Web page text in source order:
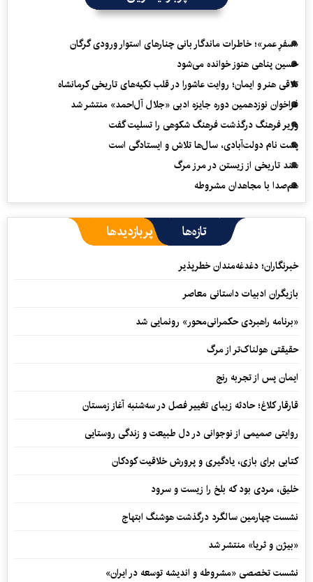
«سفرِ عمر»؛ خاطرات ماندگار بانی چنارهای استوار ورودی گرگان
حسین پناهی هنوز خوانده می‌شود
تلاقی هنر و ایمان؛ روایت عاشورا در قلب تکیه‌های تاریخی کرمانشاه
فراخوان نوزدهمین دوره جایزه ادبی «جلال آل‌احمد» منتشر شد
وزیر فرهنگ درگذشت فرهنگ شکوهی را تسلیت گفت
پشت نام دولت‌آبادی، سال‌ها تلاش و ایستادگی است
سند تاریخی از زیستن در مرز مرگ
هم‌صدا با مجاهدان مشروطه
تازه‌ها پربازدیدها
خبرنگاران؛ دغدغه‌مندان خطرپذیر
بازیگران ادبیات داستانی معاصر
«برنامه راهبردی حکمرانی‌محور» رونمایی شد
حقیقتی هولناک‌تر از مرگ
ایمان پس از تجربه رنج
قارقار کلاغ؛ حادثه زیبای تغییر فصل در سه‌شنبه آغاز زمستان
روایتی صمیمی از نوجوانی در دل طبیعت و زندگی روستایی
کتابی برای بازی، یادگیری و پرورش خلاقیت کودکان
خلیق، مردی بود که بلخ را زیست و سرود
نشست چهارمین سالگرد درگذشت هوشنگ ابتهاج
«بیژن و ثریا» منتشر شد
نشست تخصصی «مشروطه و اندیشه توسعه در ایران»